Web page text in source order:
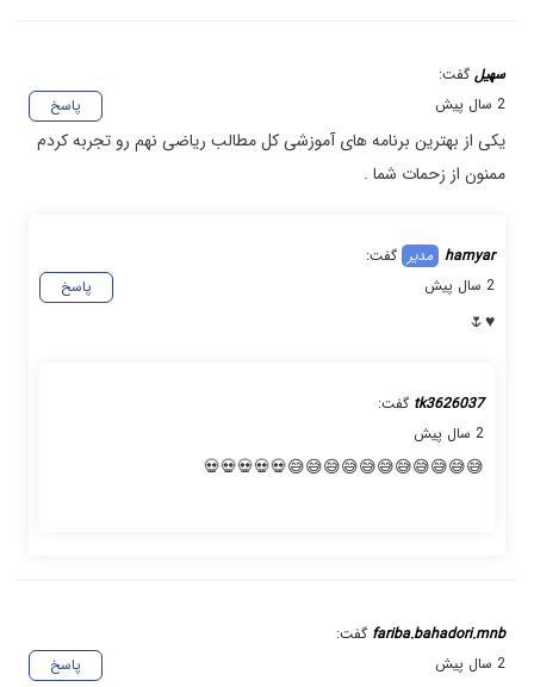
سهیل گفت:
پاسخ
2 سال پیش
یکی از بهترین برنامه های آموزشی کل مطالب ریاضی نهم رو تجربه کردم
ممنون از زحمات شما .
hamyar
گفت:
پاسخ
2 سال پیش
♥️🌷
tk3626037 گفت:
2 سال پیش
😅😅😅😅😅😅😅😅😅😅😅💀💀💀💀💀
fariba.bahadori.mnb گفت:
پاسخ
2 سال پیش